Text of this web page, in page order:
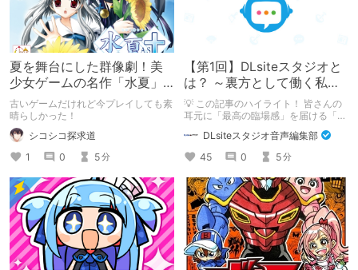
夏を舞台にした群像劇！美
少女ゲームの名作「水夏」
を今こそ！
古いゲームだけれど今プレイしても素
晴らしかった！
シコシコ探求道
1
0 5分
【第1回】DLsiteスタジオと
は？ ～裏方として働く私た
ちの紹介
💡 この記事のハイライト！ 皆さんの
耳元に「最高の臨場感」を届ける「サ
ウンドエンジニアの仕事」のリアルな
舞台裏を大公開！ スマートな専門
職……と思いきや、実態は「音の変態
（褒め言葉）」が集まるチーム！？
成人男性スタッフがダミヘに抱きつ
き、スタジオにアダルトグッズが転が
る超大真面目な理由とは？ クオリテ
ィ向上のための、ちょっとシュールな
（？）試行錯誤をたっぷりご紹介しま
す！
DLsiteスタジオ音声編集部
45
0 5分